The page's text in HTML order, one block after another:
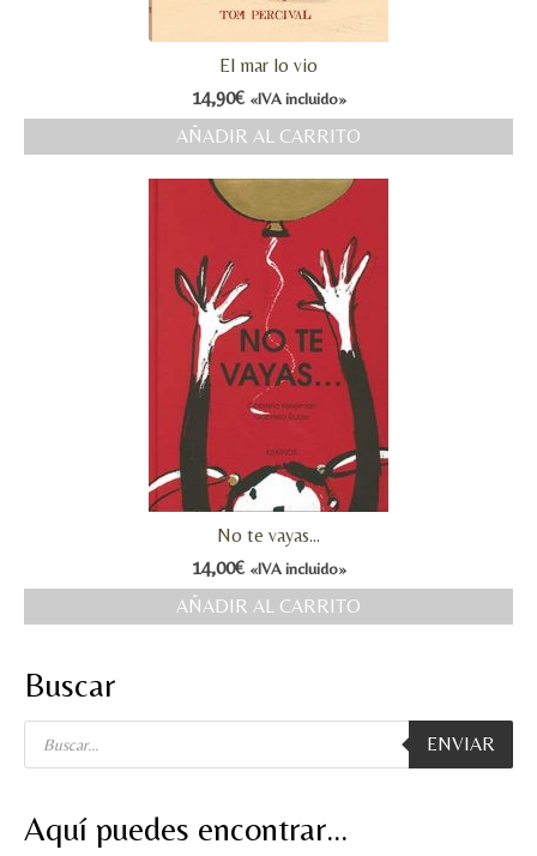
El mar lo vio
14,90€ «IVA incluido»
AÑADIR AL CARRITO
No te vayas…
14,00€ «IVA incluido»
AÑADIR AL CARRITO
Buscar
Búsqueda
productos
ENVIAR
Aquí puedes encontrar…